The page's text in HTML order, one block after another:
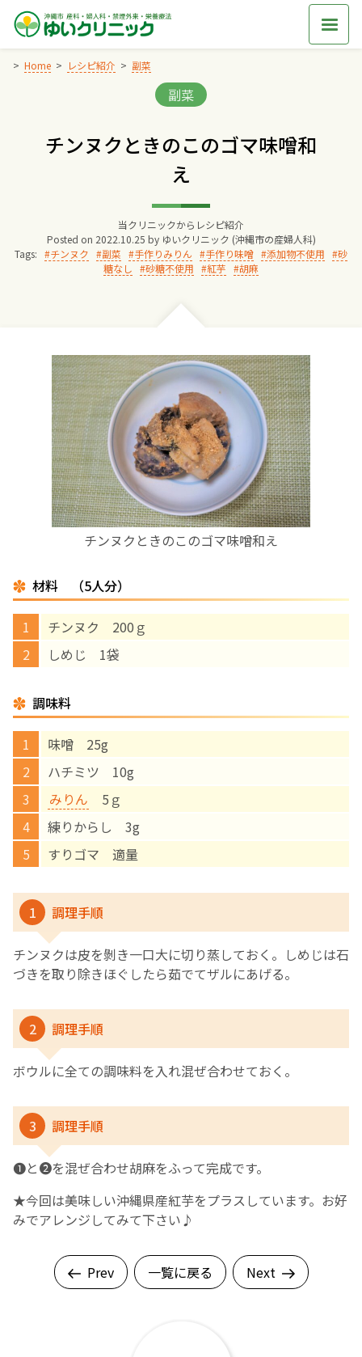
Skip
content
Home レシピ紹介 副菜
Categories:
副菜
チンヌクときのこのゴマ味噌和
え
当クリニックからレシピ紹介
Posted on 2022.10.25 by ゆいクリニック (沖縄市の産婦人科)
Tags:
チンヌク 副菜 手作りみりん 手作り味噌 添加物不使用
砂
糖なし
砂糖不使用 紅芋 胡麻
チンヌクときのこのゴマ味噌和え
材料 （5人分）
チンヌク 200ｇ
しめじ 1袋
調味料
味噌 25g
ハチミツ 10g
みりん 5ｇ
練りからし 3g
すりゴマ 適量
1 調理手順
チンヌクは皮を剝き一口大に切り蒸しておく。しめじは石
づきを取り除きほぐしたら茹でてザルにあげる。
2 調理手順
ボウルに全ての調味料を入れ混ぜ合わせておく。
3 調理手順
❶と❷を混ぜ合わせ胡麻をふって完成です。
★今回は美味しい沖縄県産紅芋をプラスしています。お好
みでアレンジしてみて下さい♪
Prev 一覧に戻る Next
交通アクセス
院長からのごあいさつ
ゆいクリニックの経営理念
診療料金
お産について
親と子の結びつき支援
母乳育児
予防接種
‘さんルーム’ でさまざまな講座・クラス
医師プロフィール
English Page